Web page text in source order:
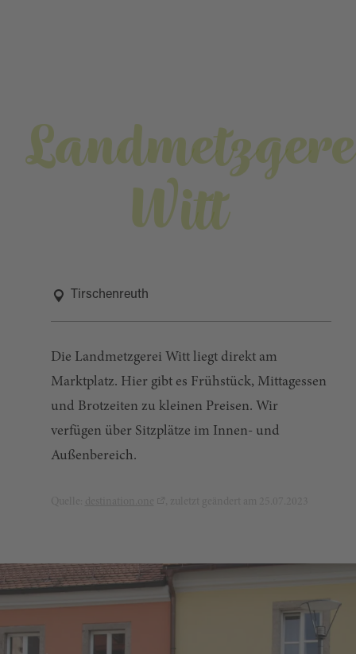
Witt
Tirschenreuth
Die Landmetzgerei Witt liegt direkt am
Marktplatz. Hier gibt es Frühstück, Mittagessen
und Brotzeiten zu kleinen Preisen. Wir
verfügen über Sitzplätze im Innen- und
Außenbereich.